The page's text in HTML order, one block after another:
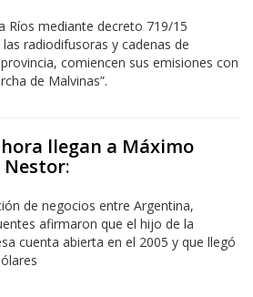
Ríos mediante decreto 719/15
radiodifusoras y cadenas de
comiencen sus emisiones con
de Malvinas”.
llegan a Máximo
Nestor:
de negocios entre Argentina,
afirmaron que el hijo de la
cuenta abierta en el 2005 y que llegó